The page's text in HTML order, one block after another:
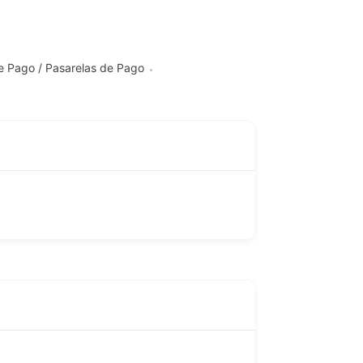
Pago / Pasarelas de Pago